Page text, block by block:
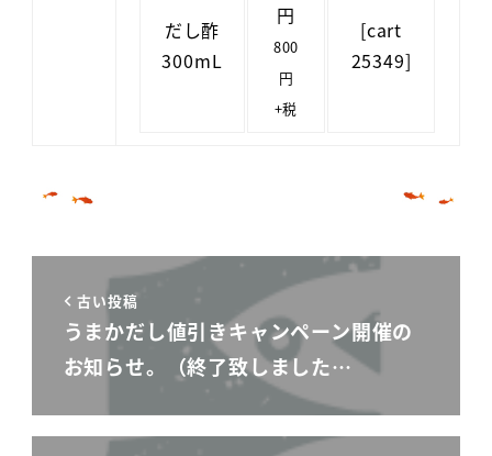
だし酢
300mL
円
800
円
+税
[cart
25349]
古い投稿
うまかだし値引きキャンペーン開催の
お知らせ。（終了致しました…